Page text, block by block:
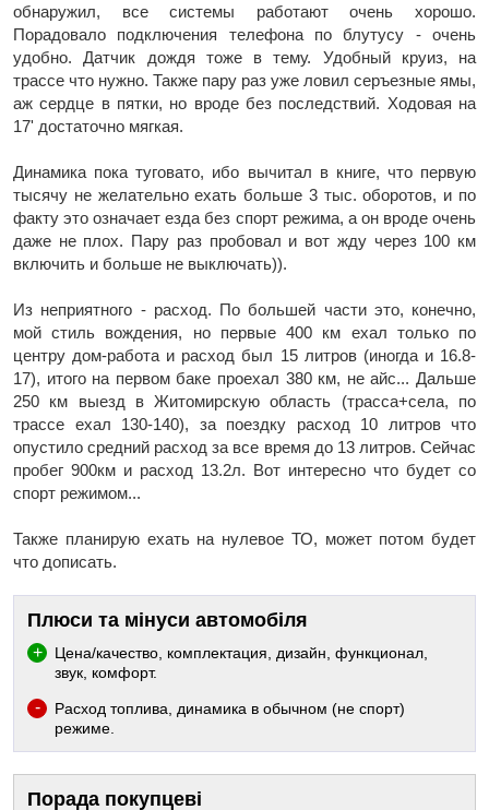
обнаружил, все системы работают очень хорошо.
Порадовало подключения телефона по блутусу - очень
удобно. Датчик дождя тоже в тему. Удобный круиз, на
трассе что нужно. Также пару раз уже ловил серъезные ямы,
аж сердце в пятки, но вроде без последствий. Ходовая на
17' достаточно мягкая.
Динамика пока туговато, ибо вычитал в книге, что первую
тысячу не желательно ехать больше 3 тыс. оборотов, и по
факту это означает езда без спорт режима, а он вроде очень
даже не плох. Пару раз пробовал и вот жду через 100 км
включить и больше не выключать)).
Из неприятного - расход. По большей части это, конечно,
мой стиль вождения, но первые 400 км ехал только по
центру дом-работа и расход был 15 литров (иногда и 16.8-
17), итого на первом баке проехал 380 км, не айс... Дальше
250 км выезд в Житомирскую область (трасса+села, по
трассе ехал 130-140), за поездку расход 10 литров что
опустило средний расход за все время до 13 литров. Сейчас
пробег 900км и расход 13.2л. Вот интересно что будет со
спорт режимом...
Также планирую ехать на нулевое ТО, может потом будет
что дописать.
Плюси та мінуси автомобіля
Цена/качество, комплектация, дизайн, функционал,
звук, комфорт.
Расход топлива, динамика в обычном (не спорт)
режиме.
Порада покупцеві